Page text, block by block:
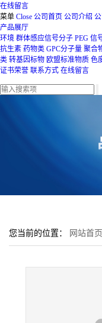
在线留言
菜单 Close 公司首页 公司介绍
产品展厅
环境 群体感应信号分子 PEG 信
抗生素 药物类 GPC分子量 聚合
类 转基因标物 欧盟标准物质 色
证书荣誉 联系方式 在线留言
您当前的位置： 网站首页